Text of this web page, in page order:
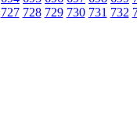
727 728 729 730 731 732